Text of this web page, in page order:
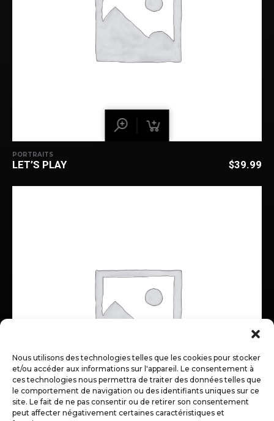
Nous utilisons des technologies telles que les cookies pour stocker
et/ou accéder aux informations sur l'appareil. Le consentement à
ces technologies nous permettra de traiter des données telles que
le comportement de navigation ou des identifiants uniques sur ce
site. Le fait de ne pas consentir ou de retirer son consentement
peut affecter négativement certaines caractéristiques et
PORTRAITS
LET’S PLAY $39.99